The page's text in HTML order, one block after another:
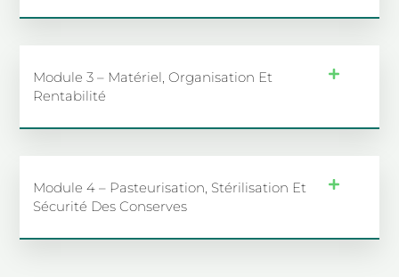
Module 3 – Matériel, Organisation Et
Rentabilité
Module 4 – Pasteurisation, Stérilisation Et
Sécurité Des Conserves